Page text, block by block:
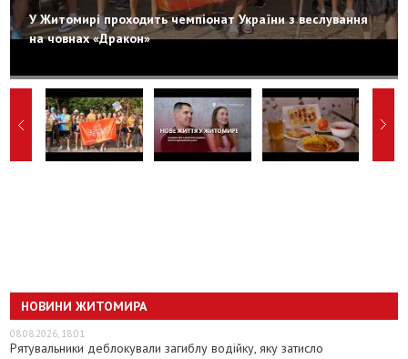
У Житомирі проходить чемпіонат України з веслування
на човнах «Дракон»
НОВИНИ ЖИТОМИРА
08.08.2026, 18:01
Рятувальники деблокували загиблу водійку, яку затисло